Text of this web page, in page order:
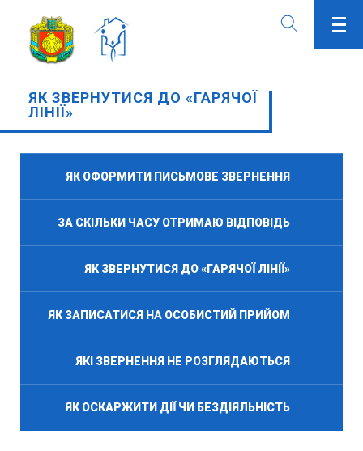
ЯК ЗВЕРНУТИСЯ ДО «ГАРЯЧОЇ
ЛІНІЇ»
ЯК ОФОРМИТИ ПИСЬМОВЕ ЗВЕРНЕННЯ
ЗА СКІЛЬКИ ЧАСУ ОТРИМАЮ ВІДПОВІДЬ
ЯК ЗВЕРНУТИСЯ ДО «ГАРЯЧОЇ ЛІНІЇ»
ЯК ЗАПИСАТИСЯ НА ОСОБИСТИЙ ПРИЙОМ
ЯКІ ЗВЕРНЕННЯ НЕ РОЗГЛЯДАЮТЬСЯ
ЯК ОСКАРЖИТИ ДІЇ ЧИ БЕЗДІЯЛЬНІСТЬ